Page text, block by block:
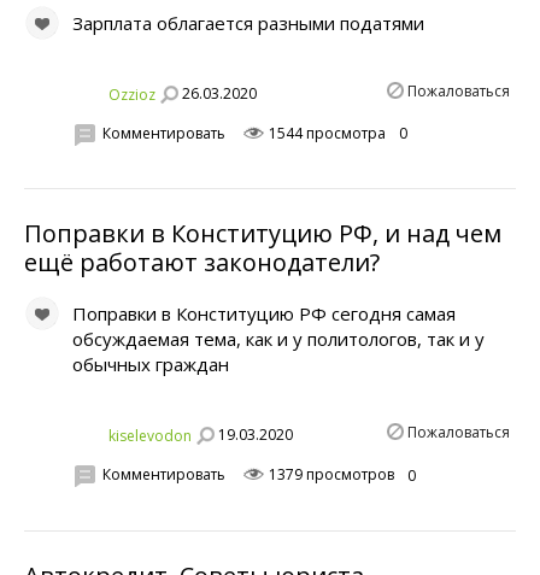
Зарплата облагается разными податями
Ozzioz 26.03.2020 Пожаловаться
Комментировать 1544 просмотра 0
Поправки в Конституцию РФ, и над чем
ещё работают законодатели?
Поправки в Конституцию РФ сегодня самая
обсуждаемая тема, как и у политологов, так и у
обычных граждан
kiselevodon 19.03.2020 Пожаловаться
Комментировать 1379 просмотров 0